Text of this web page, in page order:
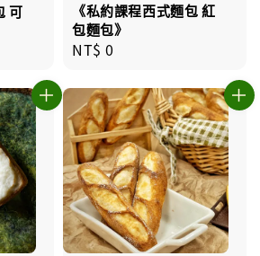
可
《私約課程西式麵包 紅
包麵包》
Regular
NT$ 0